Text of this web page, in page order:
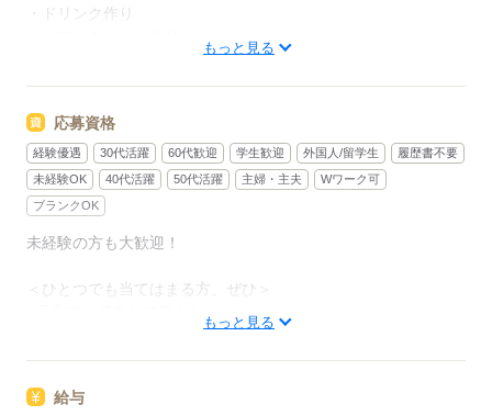
授業参観や運動会などの学校行事、
たくさんの予定も、余裕を持って
全店統一の分かりやすい
マニュアルを用意しています
￣￣￣￣￣￣￣￣￣￣￣￣￣￣
初めはオリエンテーションで
接客ルールなどをお勉強。
カウンターデビュー。
レジのメニューは写真付き！
・ドリンク作り
・店内清掃
最初はカウンターでの注文受付から。
タッチパネル式のレジで
操作は商品を選んでタッチするだけ◎
◆キッチンでの調理
・資材の補充
調理にはすべてマニュアルあり◎
料理をしたことがない人でも
もっと見る
応募資格
経験優遇 30代活躍 60代歓迎 学生歓迎 外国人/留学生
履歴書不要
未経験OK
40代活躍 50代活躍 主婦・主夫
Wワーク可
ブランクOK
未経験の方も大歓迎！
＜ひとつでも当てはまる方、ぜひ＞
□シフトを自由に組めるとうれしい
□働くのはかなりひさびさ or 初めて
□よく知ってるお店だと安心
もっと見る
給与